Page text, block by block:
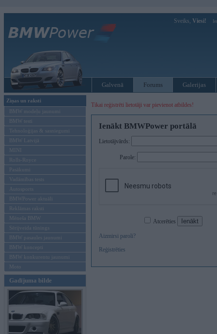
Sveiks, Viesi!
Galvenā Forums Galerijas
Ziņas un raksti
BMW modeļu jaunumi
BMW testi
Tehnoloģijas & sasniegumi
BMW Latvijā
MINI
Rolls-Royce
Pasākumi
Vadāmības tests
Autosports
BMWPower aktuāli
Reklāmas raksti
Mēneša BMW
Sērijveida tūnings
BMW pasaules jaunumi
BMW koncepti
BMW konkurentu jaunumi
Moto
Gadījuma bilde
Tikai reģistrēti lietotāji var pievienot atbildes!
Ienākt BMWPower portālā
Lietotājvārds:
Parole:
Atcerēties
Aizmirsi paroli?
Reģistrēties